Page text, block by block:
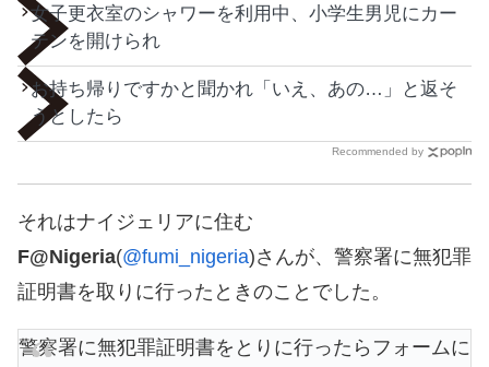
女子更衣室のシャワーを利用中、小学生男児にカー
テンを開けられ
お持ち帰りですかと聞かれ「いえ、あの…」と返そ
うとしたら
Recommended by
それはナイジェリアに住む
F@Nigeria(@fumi_nigeria)さんが、警察署に無犯罪
証明書を取りに行ったときのことでした。
警察署に無犯罪証明書をとりに行ったらフォームに